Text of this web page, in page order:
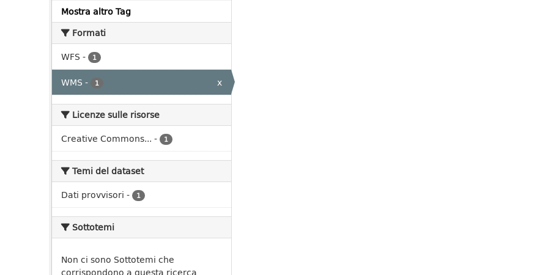
Mostra altro Tag
Formati
WFS - 1
WMS - 1 x
Licenze sulle risorse
Creative Commons... - 1
Temi del dataset
Dati provvisori - 1
Sottotemi
Non ci sono Sottotemi che
corrispondono a questa ricerca